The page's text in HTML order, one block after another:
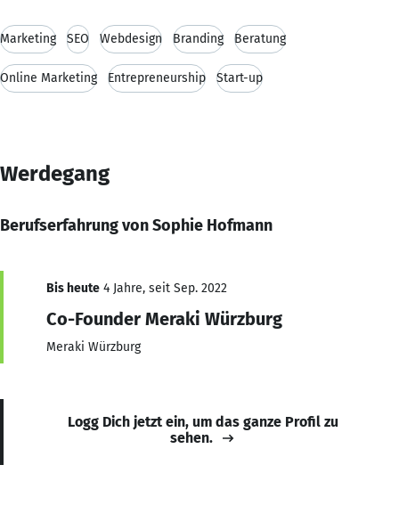
Marketing SEO Webdesign Branding Beratung
Online Marketing Entrepreneurship Start-up
Werdegang
Berufserfahrung von Sophie Hofmann
Bis heute 4 Jahre, seit Sep. 2022
Co-Founder Meraki Würzburg
Meraki Würzburg
Logg Dich jetzt ein, um das ganze Profil zu
sehen.